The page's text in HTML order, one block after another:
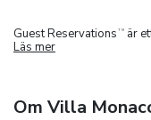
Guest Reservations TM
är
Läs mer
Om Villa